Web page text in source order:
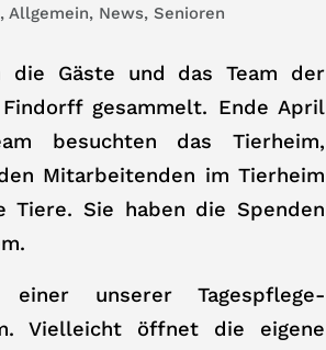
, Allgemein, News, Senioren
die Gäste und das Team der
gesammelt. Ende April
besuchten das Tierheim,
Mitarbeitenden im Tierheim
Sie haben die Spenden
unserer Tagespflege-
Vielleicht öffnet die eigene